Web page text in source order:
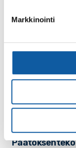
Markkinointi
mobiilisovellus
Uutiset
VisitPaimio
Päätöksenteko